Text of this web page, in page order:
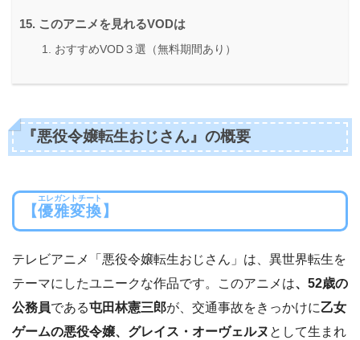
このアニメを見れるVODは
おすすめVOD３選（無料期間あり）
『悪役令嬢転生おじさん』の概要
【優雅変換
エレガントチート
】
テレビアニメ「悪役令嬢転生おじさん」は、異世界転生を
テーマにしたユニークな作品です。このアニメは、52歳の
公務員である屯田林憲三郎が、交通事故をきっかけに乙女
ゲームの悪役令嬢、グレイス・オーヴェルヌ として生まれ